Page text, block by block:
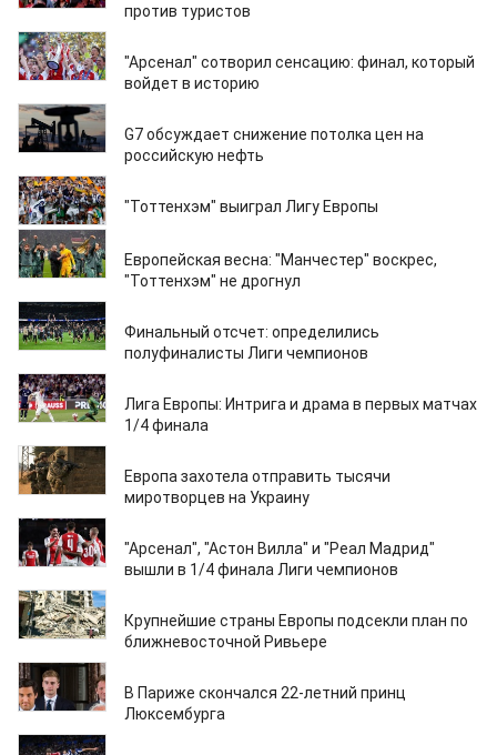
против туристов
27.05.2025
"Арсенал" сотворил сенсацию: финал, который
войдет в историю
24.05.2025
G7 обсуждает снижение потолка цен на
российскую нефть
22.05.2025
"Тоттенхэм" выиграл Лигу Европы
18.04.2025
Европейская весна: "Манчестер" воскрес,
"Тоттенхэм" не дрогнул
17.04.2025
Финальный отсчет: определились
полуфиналисты Лиги чемпионов
11.04.2025
Лига Европы: Интрига и драма в первых матчах
1/4 финала
17.03.2025
Европа захотела отправить тысячи
миротворцев на Украину
14.03.2025
"Арсенал", "Астон Вилла" и "Реал Мадрид"
вышли в 1/4 финала Лиги чемпионов
11.03.2025
Крупнейшие страны Европы подсекли план по
ближневосточной Ривьере
10.03.2025
В Париже скончался 22-летний принц
Люксембурга
09.03.2025